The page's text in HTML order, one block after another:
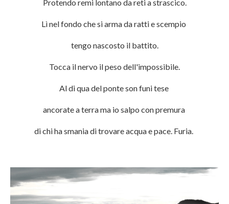
Protendo remi lontano da reti a strascico.
Lì nel fondo che si arma da ratti e scempio
tengo nascosto il battito.
Tocca il nervo il peso dell'impossibile.
Al di qua del ponte son funi tese
ancorate a terrama io salpo con premura
di chi ha smaniadi trovare acqua e pace. Furia.